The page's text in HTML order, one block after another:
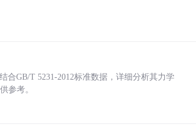
合GB/T 5231-2012标准数据，详细分析其力学
参考。